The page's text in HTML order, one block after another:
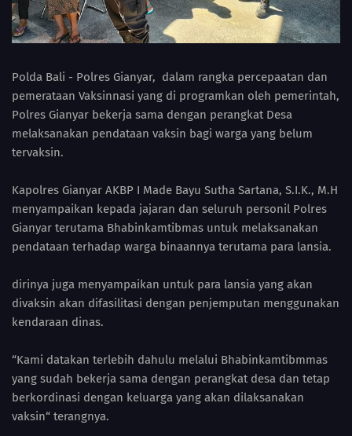
Polda Bali - Polres Gianyar, dalam rangka percepaatan dan
pemerataan Vaksinnasi yang di programkan oleh pemerintah,
Polres Gianyar bekerja sama dengan perangkat Desa
melaksanakan pendataan vaksin bagi warga yang belum
tervaksin.
Kapolres Gianyar AKBP I Made Bayu Sutha Sartana, S.I.K., M.H
menyampaikan kepada jajaran dan seluruh personil Polres
Gianyar terutama Bhabinkamtibmas untuk melaksanakan
pendataan terhadap warga binaannya terutama para lansia.
dirinya juga menyampaikan untuk para lansia yang akan
divaksin akan difasilitasi dengan penjemputan menggunakan
kendaraan dinas.
“Kami datakan terlebih dahulu melalui Bhabinkamtibmmas
yang sudah bekerja sama dengan perangkat desa dan tetap
berkordinasi dengan keluarga yang akan dilaksanakan
vaksin“ terangnya.